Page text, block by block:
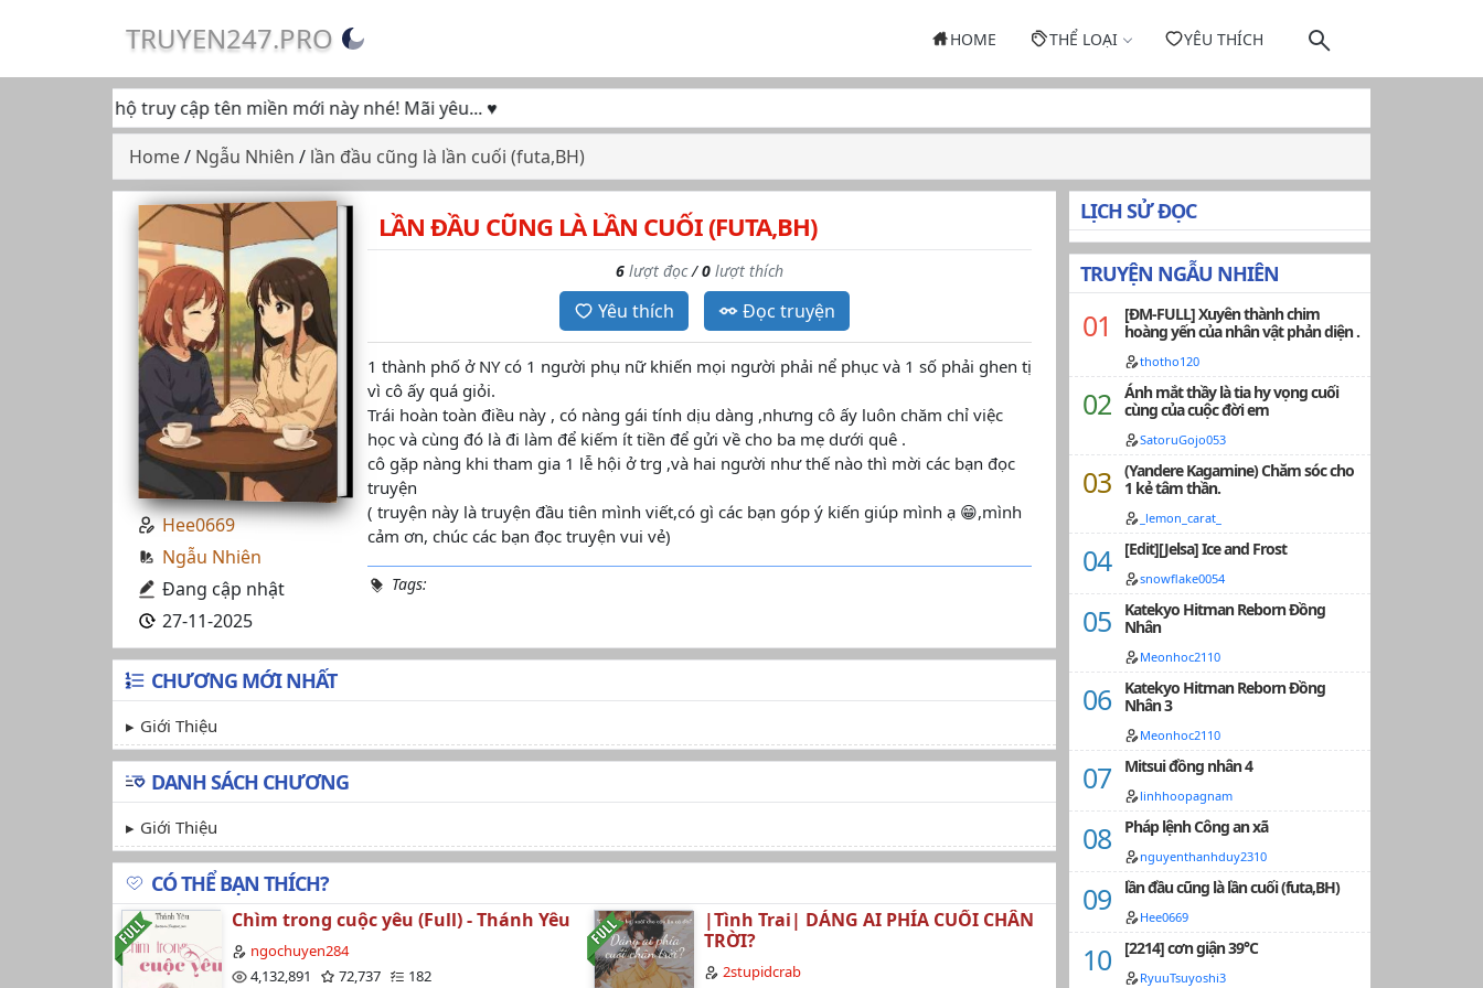
TRUYEN247.PRO HOME THỂ LOẠI YÊU THÍCH
tục ủng hộ truy cập tên miền mới này nhé! Mãi yêu... ♥
Home/ Ngẫu Nhiên / lần đầu cũng là lần cuối (futa,BH)
Hee0669
Ngẫu Nhiên
Đang cập nhật
27-11-2025
LẦN ĐẦU CŨNG LÀ LẦN CUỐI (FUTA,BH)
6 lượt đọc/0 lượt thích
Yêu thích Đọc truyện
1 thành phố ở NY có 1 người phụ nữ khiến mọi người phải nể phục và 1 số phải ghen tị
vì cô ấy quá giỏi.
Trái hoàn toàn điều này , có nàng gái tính dịu dàng ,nhưng cô ấy luôn chăm chỉ việc
học và cùng đó là đi làm để kiếm ít tiền để gửi về cho ba mẹ dưới quê .
cô gặp nàng khi tham gia 1 lễ hội ở trg ,và hai người như thế nào thì mời các bạn đọc
truyện
( truyện này là truyện đầu tiên mình viết,có gì các bạn góp ý kiến giúp mình ạ 😁,mình
cảm ơn, chúc các bạn đọc truyện vui vẻ)
Tags:
CHƯƠNG MỚI NHẤT
Giới Thiệu
DANH SÁCH CHƯƠNG
Giới Thiệu
CÓ THỂ BẠN THÍCH?
Chìm trong cuộc yêu (Full) - Thánh Yêu
ngochuyen284
4,132,891
72,737
182
|Tình Trai| DÁNG AI PHÍA CUỐI CHÂN
TRỜI?
2stupidcrab
LỊCH SỬ ĐỌC
TRUYỆN NGẪU NHIÊN
[ĐM-FULL] Xuyên thành chim
hoàng yến của nhân vật phản diện .
thotho120
Ánh mắt thầy là tia hy vọng cuối
cùng của cuộc đời em
SatoruGojo053
(Yandere Kagamine) Chăm sóc cho
1 kẻ tâm thần.
_lemon_carat_
[Edit][Jelsa] Ice and Frost
snowflake0054
Katekyo Hitman Reborn Đồng
Nhân
Meonhoc2110
Katekyo Hitman Reborn Đồng
Nhân 3
Meonhoc2110
Mitsui đồng nhân 4
linhhoopagnam
Pháp lệnh Công an xã
nguyenthanhduy2310
lần đầu cũng là lần cuối (futa,BH)
Hee0669
[2214] cơn giận 39°C
RyuuTsuyoshi3